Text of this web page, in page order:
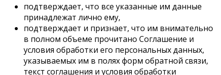
подтверждает, что все указанные им данные
принадлежат лично ему,
подтверждает и признает, что им внимательно
в полном объеме прочитано Соглашение и
условия обработки его персональных данных,
указываемых им в полях форм обратной связи,
текст соглашения и условия обработки